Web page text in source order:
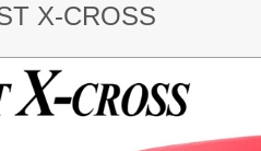
X-CROSS